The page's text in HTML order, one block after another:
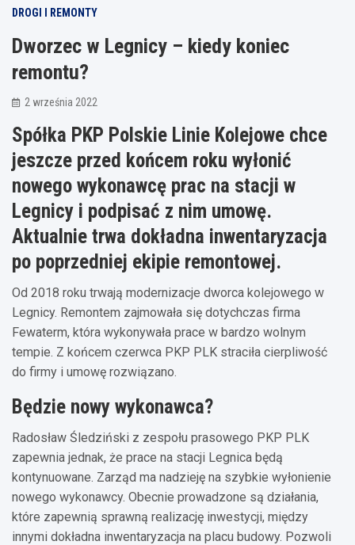
DROGI I REMONTY
Dworzec w Legnicy – kiedy koniec
remontu?
2 września 2022
Spółka PKP Polskie Linie Kolejowe chce
jeszcze przed końcem roku wyłonić
nowego wykonawcę prac na stacji w
Legnicy i podpisać z nim umowę.
Aktualnie trwa dokładna inwentaryzacja
po poprzedniej ekipie remontowej.
Od 2018 roku trwają modernizacje dworca kolejowego w
Legnicy. Remontem zajmowała się dotychczas firma
Fewaterm, która wykonywała prace w bardzo wolnym
tempie. Z końcem czerwca PKP PLK straciła cierpliwość
do firmy i umowę rozwiązano.
Będzie nowy wykonawca?
Radosław Śledziński z zespołu prasowego PKP PLK
zapewnia jednak, że prace na stacji Legnica będą
kontynuowane. Zarząd ma nadzieję na szybkie wyłonienie
nowego wykonawcy. Obecnie prowadzone są działania,
które zapewnią sprawną realizację inwestycji, między
innymi dokładna inwentaryzacja na placu budowy. Pozwoli